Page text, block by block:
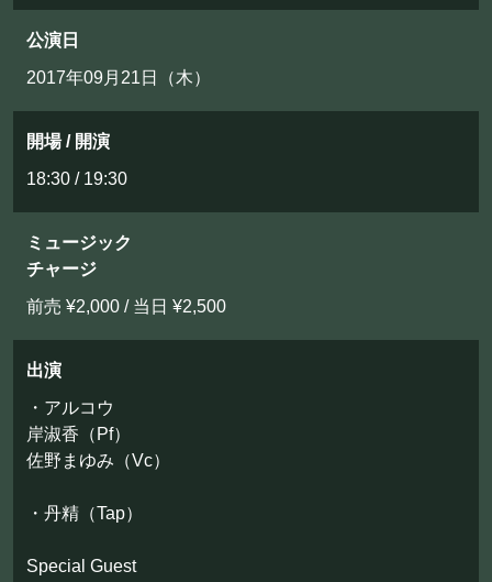
貸切パーティー・ホールレンタル
BOOKING
ライブ出演について
プライバシーポリシー
キャンセルポリシー
©Mahoroza. All Rights Reserved.
公演日
2017年09月21日（木）
開場 / 開演
18:30 / 19:30
ミュージック
チャージ
前売 ¥2,000 / 当日 ¥2,500
出演
・アルコウ
岸淑香（Pf）
佐野まゆみ（Vc）
・丹精（Tap）
Special Guest